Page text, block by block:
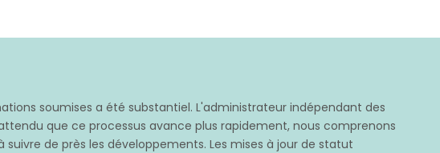
soumises a été substantiel. L'administrateur indépendant des
que ce processus avance plus rapidement, nous comprenons
de près les développements. Les mises à jour de statut